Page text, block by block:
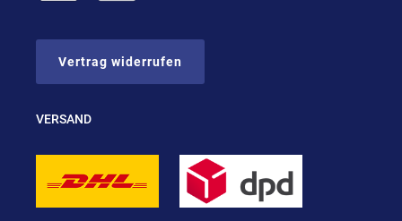
Vertrag widerrufen
VERSAND